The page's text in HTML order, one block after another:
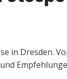
in Dresden.